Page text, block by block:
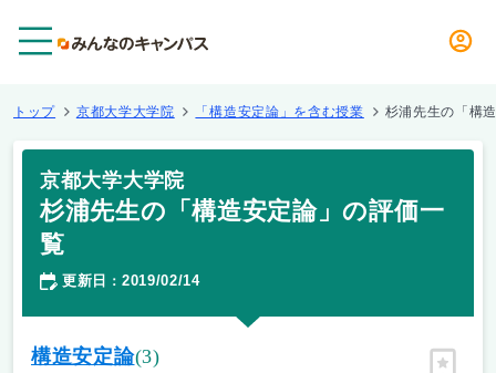
トップ 京都大学大学院 「構造安定論」を含む授業 杉浦先生の「構
京都大学大学院
杉浦先生の「構造安定論」の評価一
覧
更新日 ： 2019/02/14
構造安定論(3)